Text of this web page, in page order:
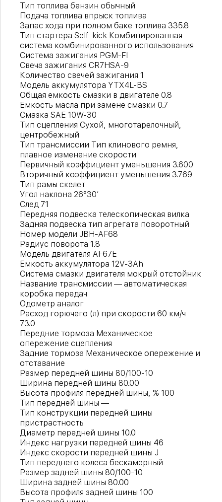
Тип топлива бензин обычный
Подача топлива впрыск топлива
Запас хода при полном баке топлива 335.8
Тип стартера Self-kick Комбинированная
система комбинированного использования
Система зажигания PGM-FI
Свеча зажигания CR7HSA-9
Количество свечей зажигания 1
Модель аккумулятора YTX4L-BS
Общая емкость смазки в двигателе 0.8
Емкость масла при замене смазки 0.7
Смазка SAE 10W-30
Тип сцепления Сухой, многотарелочный,
центробежный
Тип трансмиссии Тип клинового ремня,
плавное изменение скорости
Первичный коэффициент уменьшения 3.600
Вторичный коэффициент уменьшения 3.769
Тип рамы скелет
Угол наклона 26°30′
След 71
Передняя подвеска телескопическая вилка
Задняя подвеска тип агрегата поворотный
Номер модели JBH-AF68
Радиус поворота 1.8
Модель двигателя AF67E
Емкость аккумулятора 12V-3Ah
Система смазки двигателя мокрый отстойник
Название трансмиссии — автоматическая
коробка передач
Одометр аналог
Расход горючего (л) при скорости 60 км/ч
73.0
Передние тормоза Механическое
опережение сцепления
Задние тормоза Механическое опережение и
отставание
Размер передней шины 80/100-10
Ширина передней шины 80.00
Высота профиля передней шины, % 100
Тип передней шины —
Тип конструкции передней шины
пристрастность
Диаметр передней шины 10.0
Индекс нагрузки передней шины 46
Индекс скорости передней шины J
Тип переднего колеса бескамерный
Размер задней шины 80/100-10
Ширина задней шины 80.00
Высота профиля задней шины 100